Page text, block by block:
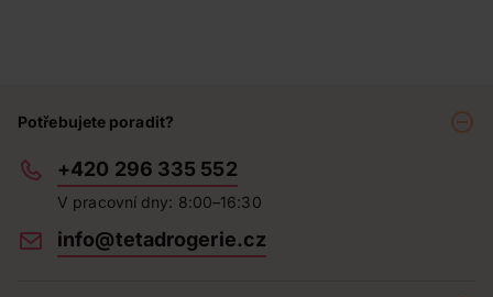
Potřebujete poradit?
+420 296 335 552
V pracovní dny: 8:00–16:30
info@tetadrogerie.cz